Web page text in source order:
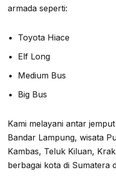
armada seperti:
Toyota Hiace
Elf Long
Medium Bus
Big Bus
Kami melayani antar
Bandar Lampung, wisata
Kambas, Teluk Kiluan,
berbagai kota di Sumatera